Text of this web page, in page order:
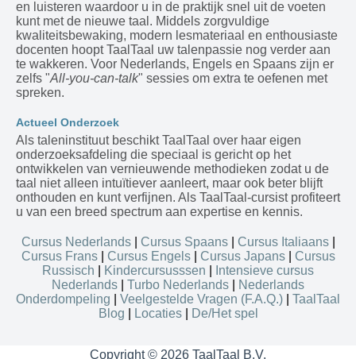
Copyright © 2026 TaalTaal B.V.
en luisteren waardoor u in de praktijk snel uit de voeten
kunt met de nieuwe taal. Middels zorgvuldige
kwaliteitsbewaking, modern lesmateriaal en enthousiaste
docenten hoopt TaalTaal uw talenpassie nog verder aan
te wakkeren. Voor Nederlands, Engels en Spaans zijn er
zelfs "All-you-can-talk" sessies om extra te oefenen met
spreken.
Actueel Onderzoek
Als taleninstituut beschikt TaalTaal over haar eigen
onderzoeksafdeling die speciaal is gericht op het
ontwikkelen van vernieuwende methodieken zodat u de
taal niet alleen intuïtiever aanleert, maar ook beter blijft
onthouden en kunt verfijnen. Als TaalTaal-cursist profiteert
u van een breed spectrum aan expertise en kennis.
Cursus Nederlands| Cursus Spaans| Cursus Italiaans|
Cursus Frans| Cursus Engels| Cursus Japans| Cursus
Russisch
Kindercursusssen
Intensieve cursus
Nederlands
Turbo Nederlands
Nederlands
Onderdompeling
Veelgestelde Vragen (F.A.Q.)
TaalTaal
Blog
Locaties| De/Het spel